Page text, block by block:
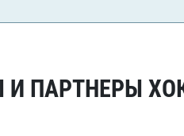
ПАРТНЕРЫ